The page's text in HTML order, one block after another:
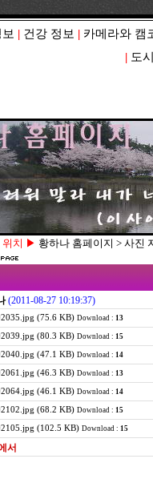
| 건강 정보 | 카메라와 캠
| 도
위치 ▶ 황하나 홈페이지 > 사진
(2011-08-27 10:19:37)
(75.6 KB) Download : 13
(80.3 KB) Download : 15
(47.1 KB) Download : 14
(46.3 KB) Download : 13
(46.1 KB) Download : 14
(68.2 KB) Download : 15
(102.5 KB) Download : 15
서